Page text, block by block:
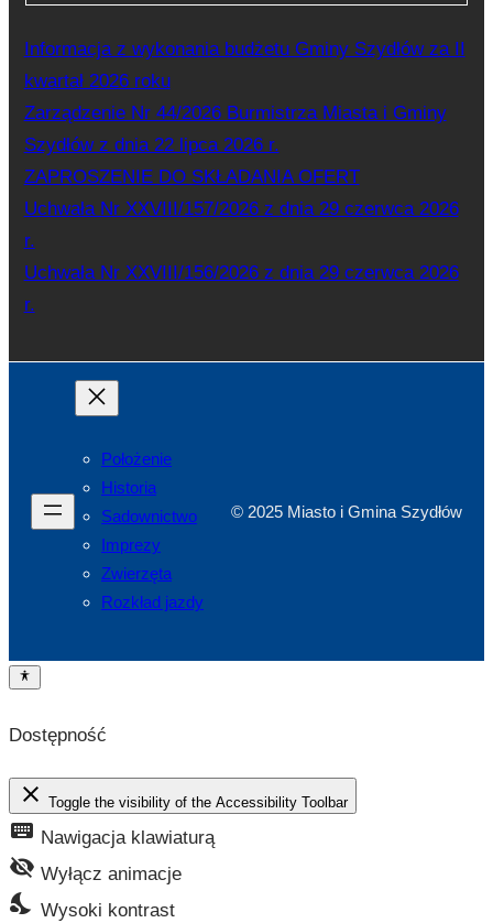
Informacja z wykonania budżetu Gminy Szydłów za II
kwartał 2026 roku
Zarządzenie Nr 44/2026 Burmistrza Miasta i Gminy
Szydłów z dnia 22 lipca 2026 r.
ZAPROSZENIE DO SKŁADANIA OFERT
Uchwała Nr XXVIII/157/2026 z dnia 29 czerwca 2026
r.
Uchwała Nr XXVIII/156/2026 z dnia 29 czerwca 2026
r.
Położenie
Historia
Sadownictwo
Imprezy
Zwierzęta
Rozkład jazdy
© 2025 Miasto i Gmina Szydłów
Dostępność
close Toggle the visibility of the Accessibility Toolbar
keyboard Nawigacja klawiaturą
visibility_off Wyłącz animacje
nights_stay Wysoki kontrast